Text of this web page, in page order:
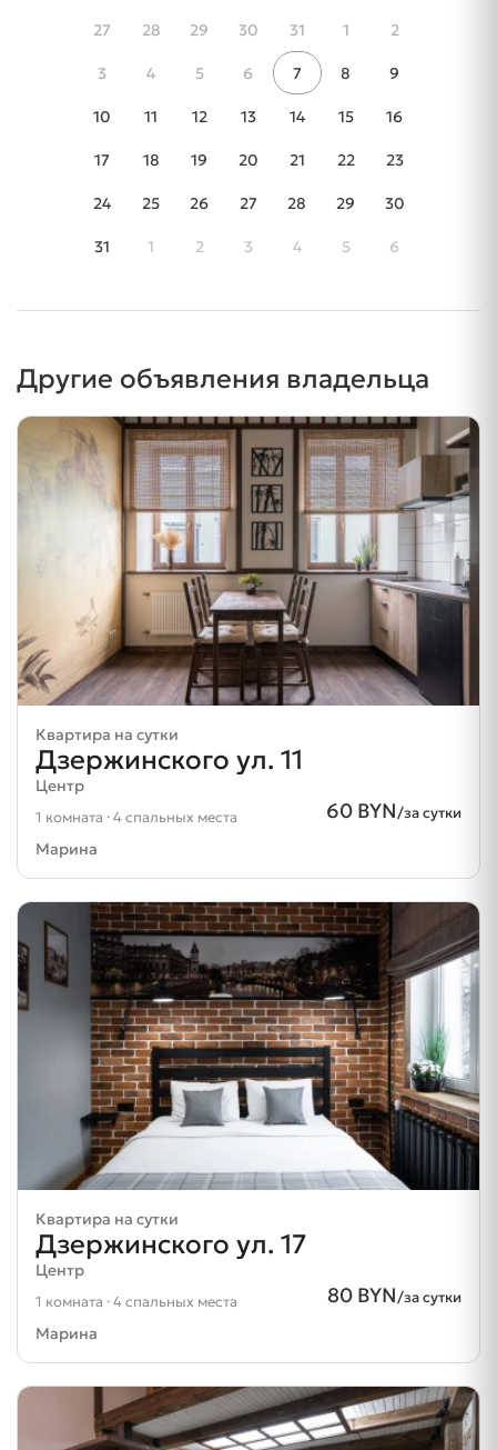
27 28 29 30 31 1 2
3 4 5 6 7 8 9
10 11 12 13 14 15 16
17 18 19 20 21 22 23
24 25 26 27 28 29 30
31 1 2 3 4 5 6
Другие объявления владельца
Квартира на сутки
Дзержинского ул. 11
Центр
60 BYN/за сутки
1 комната · 4 спальных места
Марина
Квартира на сутки
Дзержинского ул. 17
Центр
80 BYN/за сутки
1 комната · 4 спальных места
Марина